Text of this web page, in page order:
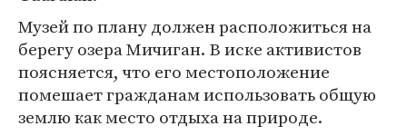
Музей по плану должен расположиться на
берегу озера Мичиган. В иске активистов
поясняется, что его местоположение
помешает гражданам использовать общую
землю как место отдыха на природе.